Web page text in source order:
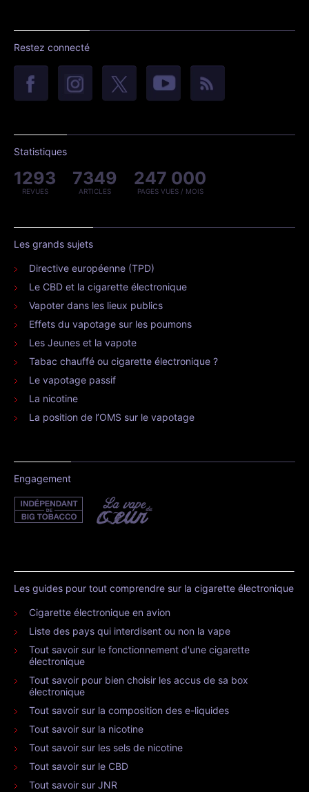
Restez connecté
Statistiques
1293
REVUES
7349
ARTICLES
247 000
PAGES VUES / MOIS
Les grands sujets
Directive européenne (TPD)
Le CBD et la cigarette électronique
Vapoter dans les lieux publics
Effets du vapotage sur les poumons
Les Jeunes et la vapote
Tabac chauffé ou cigarette électronique ?
Le vapotage passif
La nicotine
La position de l’OMS sur le vapotage
Engagement
Les guides pour tout comprendre sur la cigarette électronique
Cigarette électronique en avion
Liste des pays qui interdisent ou non la vape
Tout savoir sur le fonctionnement d'une cigarette
électronique
Tout savoir pour bien choisir les accus de sa box
électronique
Tout savoir sur la composition des e-liquides
Tout savoir sur la nicotine
Tout savoir sur les sels de nicotine
Tout savoir sur le CBD
Tout savoir sur JNR